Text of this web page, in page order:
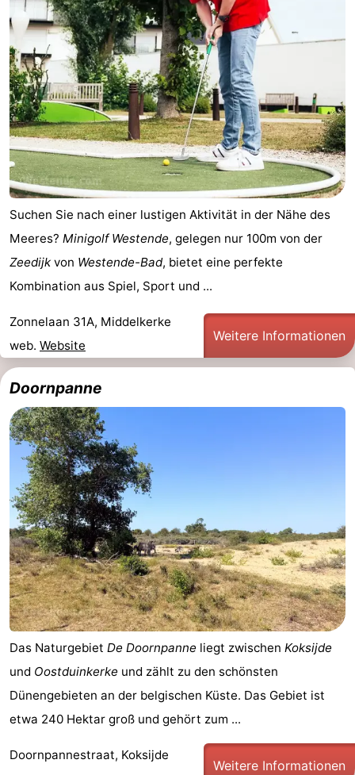
Suchen Sie nach einer lustigen Aktivität in der Nähe des
Meeres? Minigolf Westende, gelegen nur 100m von der
Zeedijk von Westende-Bad, bietet eine perfekte
Kombination aus Spiel, Sport und ...
Zonnelaan 31A, Middelkerke
web. Website
Weitere Informationen
Doornpanne
Das Naturgebiet De Doornpanne liegt zwischen Koksijde
und Oostduinkerke und zählt zu den schönsten
Dünengebieten an der belgischen Küste. Das Gebiet ist
etwa 240 Hektar groß und gehört zum ...
Doornpannestraat, Koksijde
Weitere Informationen